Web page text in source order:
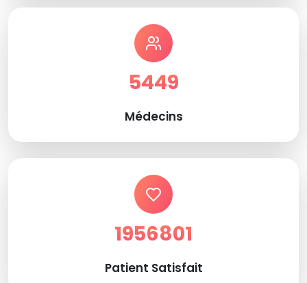
5449
Médecins
1956801
Patient Satisfait